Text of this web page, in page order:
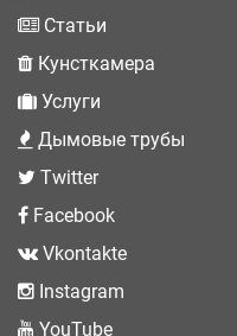
Статьи
Кунсткамера
Услуги
Дымовые трубы
Twitter
Facebook
Vkontakte
Instagram
YouTube